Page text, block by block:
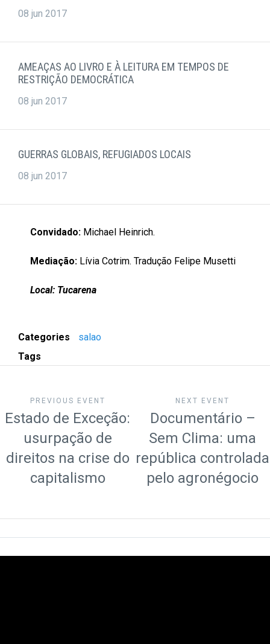
08 jun 2017
AMEAÇAS AO LIVRO E À LEITURA EM TEMPOS DE
RESTRIÇÃO DEMOCRÁTICA
08 jun 2017
GUERRAS GLOBAIS, REFUGIADOS LOCAIS
08 jun 2017
Convidado: Michael Heinrich.
Mediação: Lívia Cotrim. Tradução Felipe Musetti
Local: Tucarena
Categories
salao
Tags
PREVIOUS EVENT
Estado de Exceção:
usurpação de
direitos na crise do
capitalismo
NEXT EVENT
Documentário –
Sem Clima: uma
república controlada
pelo agronégocio